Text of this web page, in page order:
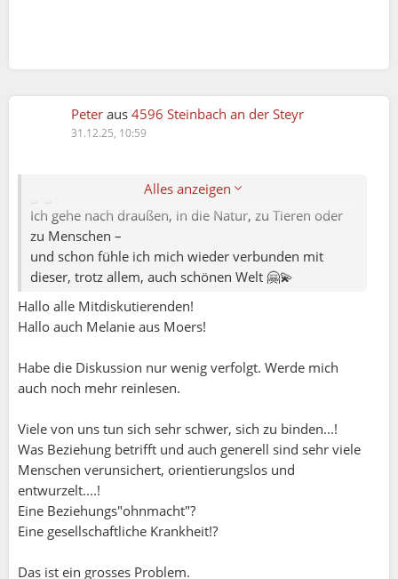
Peter aus 4596 Steinbach an der Steyr
31.12.25, 10:59
Alles anzeigen
in einer Welt, in der sich Menschen gegenseitig
verletzen.
Nicht aus Absicht, sondern weil sie sich ihrer selbst
und ihrer Taten kaum noch bewusst sind.
Ich gehe nach draußen, in die Natur, zu Tieren oder
zu Menschen –
und schon fühle ich mich wieder verbunden mit
dieser, trotz allem, auch schönen Welt 🤗💫
Hallo alle Mitdiskutierenden!
Hallo auch Melanie aus Moers!
Habe die Diskussion nur wenig verfolgt. Werde mich
auch noch mehr reinlesen.
Viele von uns tun sich sehr schwer, sich zu binden...!
Was Beziehung betrifft und auch generell sind sehr viele
Menschen verunsichert, orientierungslos und
entwurzelt....!
Eine Beziehungs"ohnmacht"?
Eine gesellschaftliche Krankheit!?
Das ist ein grosses Problem.